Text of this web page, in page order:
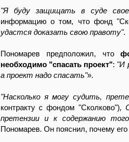
"Я буду защищать в суде
информацию о том, что фонд
удастся доказать свою правоту".
Пономарев предположил, что
необходимо "спасать проект": "И
а проект надо спасать"».
"Насколько я могу судить,
контракту с фондом "Сколково"),
претензии и к содержанию
Пономарев. Он пояснил, почему